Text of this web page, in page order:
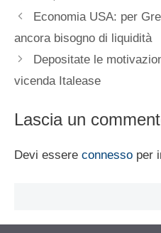
Economia USA: per
ancora bisogno di liquidità
Depositate le
vicenda Italease
Lascia un
Devi essere connesso per